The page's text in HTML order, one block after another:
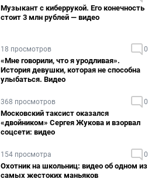
Музыкант с киберрукой. Его конечность
стоит 3 млн рублей — видео
18 просмотров 0
«Мне говорили, что я уродливая».
История девушки, которая не способна
улыбаться. Видео
368 просмотров 0
Московский таксист оказался
«двойником» Сергея Жукова и взорвал
соцсети: видео
154 просмотра 0
Охотник на школьниц: видео об одном из
самых жестоких маньяков